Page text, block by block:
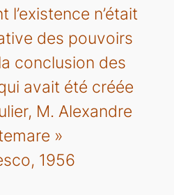
l’existence n’était
des pouvoirs
conclusion des
avait été créée
M. Alexandre
»
1956